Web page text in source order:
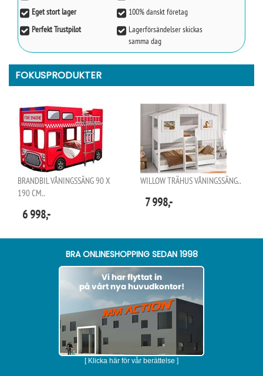
Eget stort lager
100% danskt företag
Perfekt Trustpilot
Lagerförsändelser skickas
samma dag
FOKUSPRODUKTER
BRANDBIL VÅNINGSSÄNG 90 X
190 CM..
6 998,-
WILLOW TRÄHUS VÅNINGSSÄNG..
7 998,-
BRA ONLINESHOPPING SEDAN 1998
[ Klicka här för vår berättelse ]